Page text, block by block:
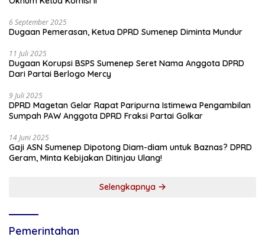
6 September 2025
Dugaan Pemerasan, Ketua DPRD Sumenep Diminta Mundur
11 Juli 2025
Dugaan Korupsi BSPS Sumenep Seret Nama Anggota DPRD
Dari Partai Berlogo Mercy
9 Juli 2025
DPRD Magetan Gelar Rapat Paripurna Istimewa Pengambilan
Sumpah PAW Anggota DPRD Fraksi Partai Golkar
14 Juni 2025
Gaji ASN Sumenep Dipotong Diam-diam untuk Baznas? DPRD
Geram, Minta Kebijakan Ditinjau Ulang!
Selengkapnya
Pemerintahan